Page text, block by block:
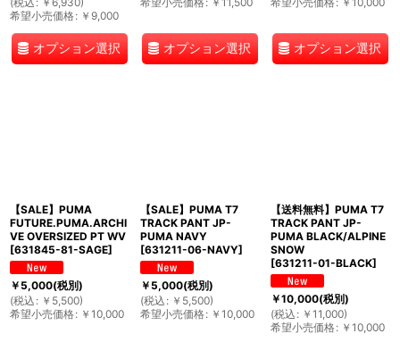
希望小売価格: ￥ 9,000
オプション選択 オプション選択 オプション選択
【SALE】PUMA
FUTURE.PUMA.ARCHI
VE OVERSIZED PT WV
[631845-81-SAGE]
￥5,000(税別)
(税込 : ￥ 5,500)
希望小売価格: ￥ 10,000
【SALE】PUMA T7
TRACK PANT JP-
PUMA NAVY
[631211-06-NAVY]
￥5,000(税別)
(税込 : ￥ 5,500)
希望小売価格: ￥ 10,000
【送料無料】PUMA T7
TRACK PANT JP-
PUMA BLACK/ALPINE
SNOW
[631211-01-BLACK]
￥10,000(税別)
(税込 : ￥ 11,000)
希望小売価格: ￥ 10,000